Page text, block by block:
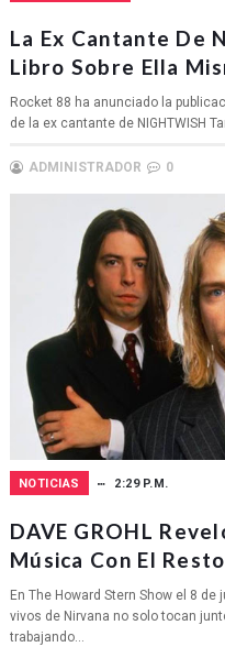
La Ex Cantante De
Libro Sobre Ella
Rocket 88 ha anunciado la
de la ex cantante de NIGHTWISH
ADMINISTRADOR 0
NOTICIAS 2:29 P.M.
DAVE GROHL
Música Con El
En The Howard Stern Show el 8
vivos de Nirvana no solo tocan
trabajando...